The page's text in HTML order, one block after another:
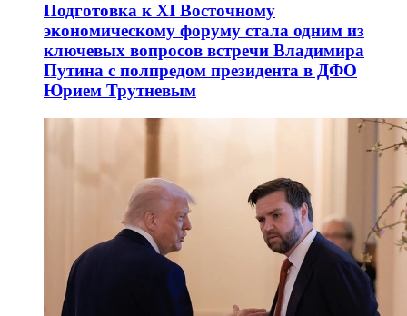
Подготовка к XI Восточному
экономическому форуму стала одним из
ключевых вопросов встречи Владимира
Путина с полпредом президента в ДФО
Юрием Трутневым